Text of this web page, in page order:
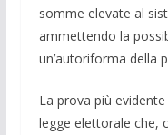
somme elevate al
ammettendo la
un’autoriforma della
La prova più
legge elettorale che,